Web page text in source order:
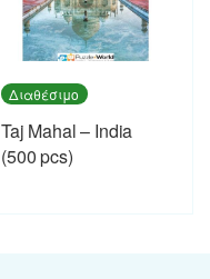
Διαθέσιμο
Taj Mahal – India
(500 pcs)